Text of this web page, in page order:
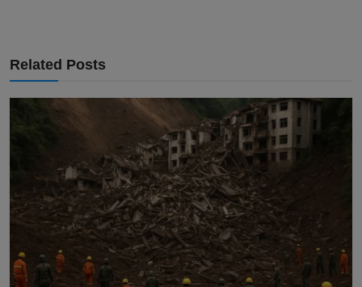
Related Posts